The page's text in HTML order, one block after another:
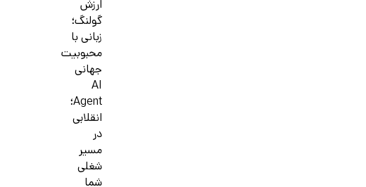
ارزش
گولنگ؛
زبانی با
محبوبیت
جهانی
AI
Agent؛
انقلابی
در
مسیر
شغلی